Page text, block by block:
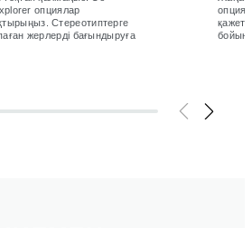
опциялар
Стереотиптерге
жерлерді бағындыруға